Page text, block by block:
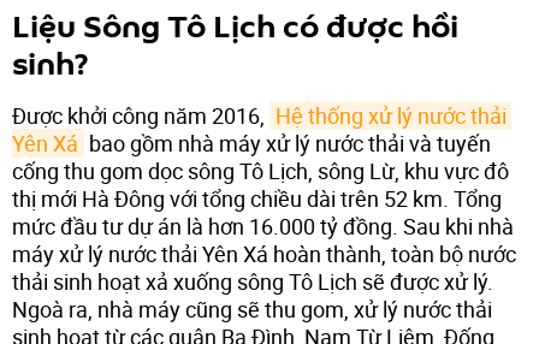
Liệu Sông Tô Lịch có được hồi
sinh?
Được khởi công năm 2016, Hệ thống xử lý nước thải
Yên Xá bao gồm nhà máy xử lý nước thải và tuyến
cống thu gom dọc sông Tô Lịch, sông Lừ, khu vực đô
thị mới Hà Đông với tổng chiều dài trên 52 km. Tổng
mức đầu tư dự án là hơn 16.000 tỷ đồng. Sau khi nhà
máy xử lý nước thải Yên Xá hoàn thành, toàn bộ nước
thải sinh hoạt xả xuống sông Tô Lịch sẽ được xử lý.
Ngoà ra, nhà máy cũng sẽ thu gom, xử lý nước thải
sinh hoạt từ các quận Ba Đình, Nam Từ Liêm, Đống